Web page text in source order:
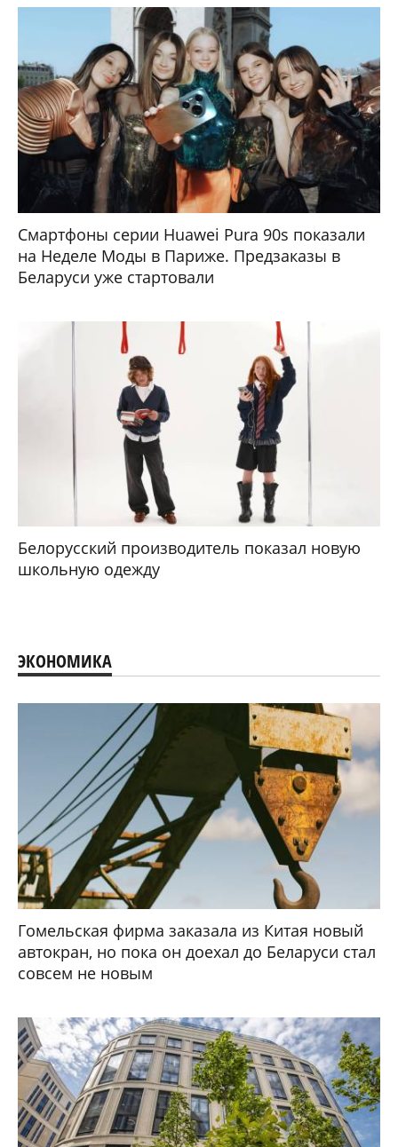
Смартфоны серии Huawei Pura 90s показали
на Неделе Моды в Париже. Предзаказы в
Беларуси уже стартовали
Белорусский производитель показал новую
школьную одежду
ЭКОНОМИКА
Гомельская фирма заказала из Китая новый
автокран, но пока он доехал до Беларуси стал
совсем не новым